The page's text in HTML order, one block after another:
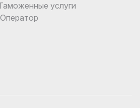
услуги